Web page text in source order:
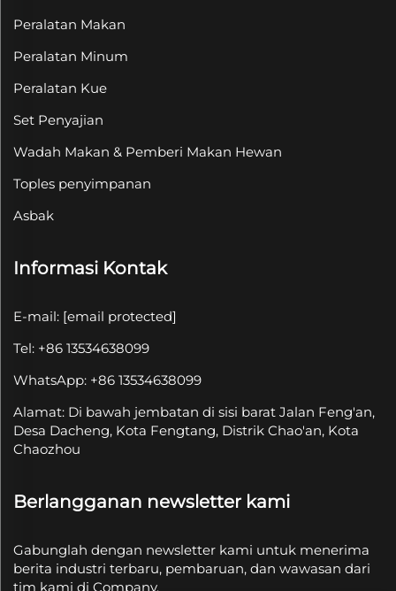
Peralatan Makan
Peralatan Minum
Peralatan Kue
Set Penyajian
Wadah Makan & Pemberi Makan Hewan
Toples penyimpanan
Asbak
Informasi Kontak
E-mail: [email protected]
Tel: +86 13534638099
WhatsApp: +86 13534638099
Alamat: Di bawah jembatan di sisi barat Jalan Feng'an,
Desa Dacheng, Kota Fengtang, Distrik Chao'an, Kota
Chaozhou
Berlangganan newsletter kami
Gabunglah dengan newsletter kami untuk menerima
berita industri terbaru, pembaruan, dan wawasan dari
tim kami di Company.